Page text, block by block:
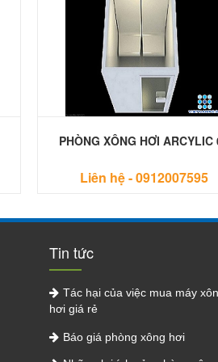
PHÒNG XÔNG HƠI ARCYLIC
Liên hệ -0912007595
Tin tức
Tác hại của việc mua máy
hơi giá rẻ
Báo giá phòng xông hơi